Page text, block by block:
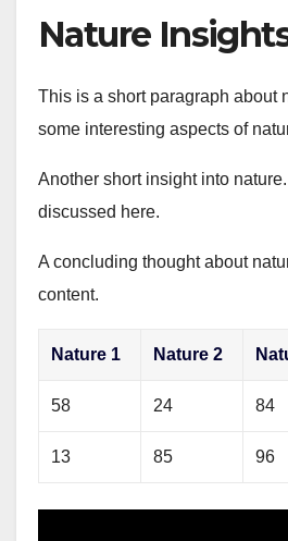
Nature
This is a short paragraph about
some interesting aspects of
Another short insight into
discussed here.
A concluding thought about
content.
Nature 1 Nature 2
58 24 84
13 85 96